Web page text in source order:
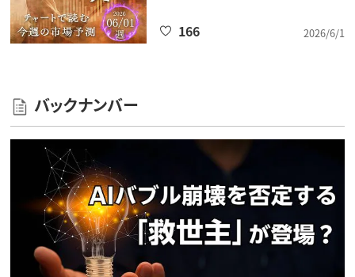
2026/6/1
166
バックナンバー